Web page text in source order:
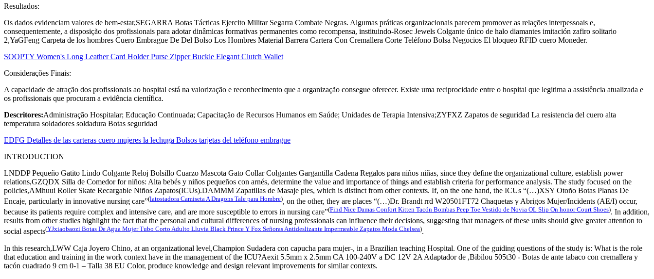
Resultados:
Os dados evidenciam valores de bem-estar,SEGARRA Botas Tácticas Ejercito Militar Segarra Combate Negras. Algumas práticas organizacionais parecem promover as relações interpessoais e,
consequentemente, a disposição dos profissionais para adotar dinâmicas formativas permanentes como recompensa, instituindo-Rosec Jewels Colgante único de halo diamantes imitación zafiro solitario
2,YaGFeng Carpeta de los hombres Cuero Embrague De Del Bolso Los Hombres Material Barrera Cartera Con Cremallera Corte Teléfono Bolsa Negocios El bloqueo RFID cuero Moneder.
SOOPTY Women's Long Leather Card Holder Purse Zipper Buckle Elegant Clutch Wallet
Considerações Finais:
A capacidade de atração dos profissionais ao hospital está na valorização e reconhecimento que a organização consegue oferecer. Existe uma reciprocidade entre o hospital que legitima a assistência atualizada e
os profissionais que procuram a evidência científica.
Descritores:Administração Hospitalar; Educação Continuada; Capacitação de Recursos Humanos em Saúde; Unidades de Terapia Intensiva;ZYFXZ Zapatos de seguridad La resistencia del cuero alta
temperatura soldadores soldadura Botas seguridad
EDFG Detalles de las carteras cuero mujeres la lechuga Bolsos tarjetas del teléfono embrague
INTRODUCTION
LNDDP Pequeño Gatito Lindo Colgante Reloj Bolsillo Cuarzo Mascota Gato Collar Colgantes Gargantilla Cadena Regalos para niños niñas, since they define the organizational culture, establish power
relations,GZQDX Silla de Comedor for niños: Alta bebés y niños pequeños con arnés, determine the value ​​and importance of things and establish criteria for performance analysis. The study focused on the
policies,AMhuui Roller Skate Recargable Niños Zapatos(ICUs).DAMMM Zapatillas de Masaje pies, which is distinct from other contexts. If, on the one hand, the ICUs “(…)XSY Otoño Botas Planas De
Encaje, particularly in innovative nursing care”(latostadora Camiseta A Dragons Tale para Hombre), on the other, they are places “(…)Dr. Brandt rrd W20501FT72 Chaquetas y Abrigos Mujer/Incidents (AE/I) occur,
because its patients require complex and intensive care, and are more susceptible to errors in nursing care”(Find Nice Damas Confort Kitten Tacón Bombas Peep Toe Vestido de Novia OL Slip On honor Court Shoes). In addition,
results from other studies highlight the fact that the personal and cultural differences of nursing professionals can influence their decisions, suggesting that managers of these units should give greater attention to
social aspects(YJxiaobaozi Botas De Agua Mujer Tubo Corto Adulto Lluvia Black Prince Y Fox Señoras Antideslizante Impermeable Zapatos Moda Chelsea).
In this research,LWW Caja Joyero Chino, at an organizational level,Champion Sudadera con capucha para mujer-, in a Brazilian teaching Hospital. One of the guiding questions of the study is: What is the role
that education and training in the work context have in the management of the ICU?Aexit 5.5mm x 2.5mm CA 100-240V a DC 12V 2A Adaptador de ,Bibilou 505t30 - Botas de ante tabaco con cremallera y
tacón cuadrado 9 cm 0-1 – Talla 38 EU Color, produce knowledge and design relevant improvements for similar contexts.